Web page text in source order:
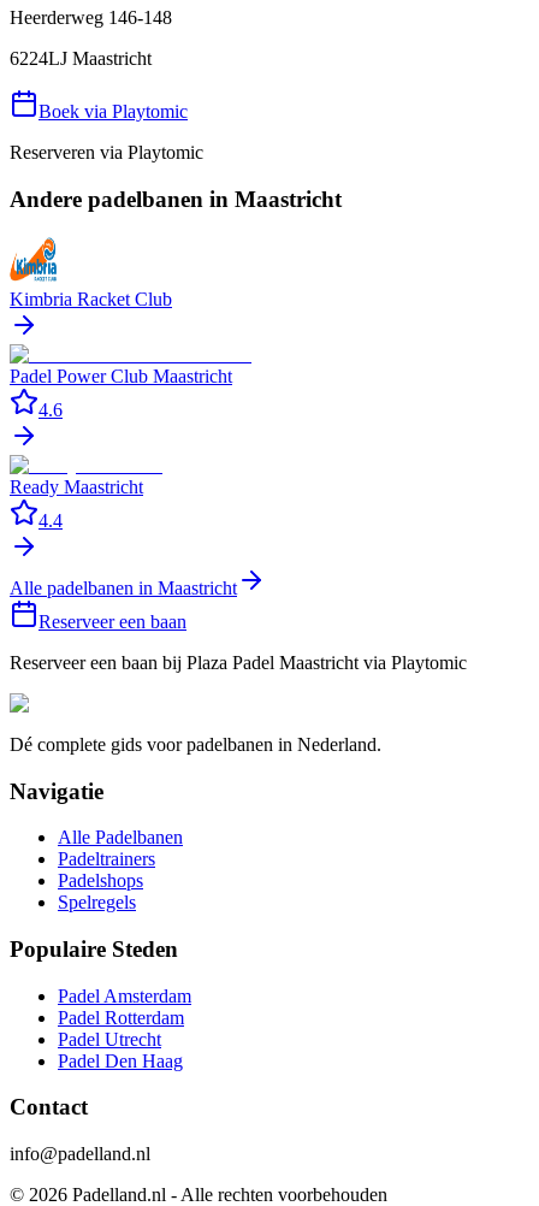
Heerderweg 146-148
6224LJ Maastricht
Boek via Playtomic
Reserveren via Playtomic
Andere padelbanen in Maastricht
Kimbria Racket Club
Padel Power Club Maastricht
4.6
Ready Maastricht
4.4
Alle padelbanen in Maastricht
Reserveer een baan
Reserveer een baan bij Plaza Padel Maastricht via Playtomic
Dé complete gids voor padelbanen in Nederland.
Navigatie
Alle Padelbanen
Padeltrainers
Padelshops
Spelregels
Populaire Steden
Padel Amsterdam
Padel Rotterdam
Padel Utrecht
Padel Den Haag
Contact
info@padelland.nl
© 2026 Padelland.nl - Alle rechten voorbehouden